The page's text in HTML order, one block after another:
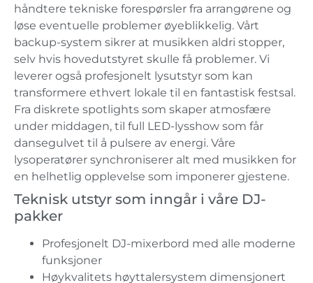
håndtere tekniske forespørsler fra arrangørene og
løse eventuelle problemer øyeblikkelig. Vårt
backup-system sikrer at musikken aldri stopper,
selv hvis hovedutstyret skulle få problemer. Vi
leverer også profesjonelt lysutstyr som kan
transformere ethvert lokale til en fantastisk festsal.
Fra diskrete spotlights som skaper atmosfære
under middagen, til full LED-lysshow som får
dansegulvet til å pulsere av energi. Våre
lysoperatører synchroniserer alt med musikken for
en helhetlig opplevelse som imponerer gjestene.
Teknisk utstyr som inngår i våre DJ-
pakker
Profesjonelt DJ-mixerbord med alle moderne
funksjoner
Høykvalitets høyttalersystem dimensjonert